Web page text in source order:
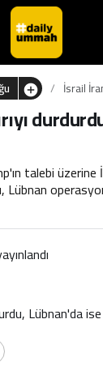
İsrail
sürecek
talebi
Lübnan